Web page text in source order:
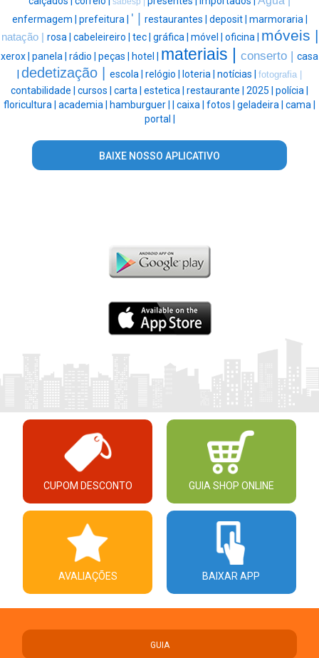
enfermagem | prefeitura | ' | restaurantes | deposit | marmoraria |
natação | rosa | cabeleireiro | tec | gráfica | móvel | oficina | móveis |
xerox | panela | rádio | peças | hotel | materiais | conserto | casa
dedetização | escola | relógio | loteria | notícias | fotografia |
contabilidade | cursos | carta | estetica | restaurante | 2025 | polícia |
floricultura | academia | hamburguer | caixa | fotos | geladeira | cama |
portal |
BAIXE NOSSO APLICATIVO
CUPOM DESCONTO GUIA SHOP ONLINE
AVALIAÇÕES BAIXAR APP
GUIA